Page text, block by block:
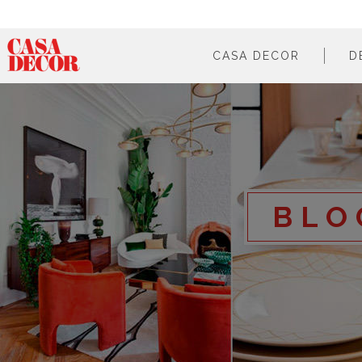
CASA DECOR
en cifras
cómo participar
en los medios